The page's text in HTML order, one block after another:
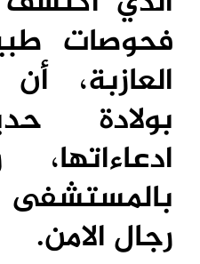
فحوصات
العازبة،
بولادة
بالمستشفى
رجال الامن.